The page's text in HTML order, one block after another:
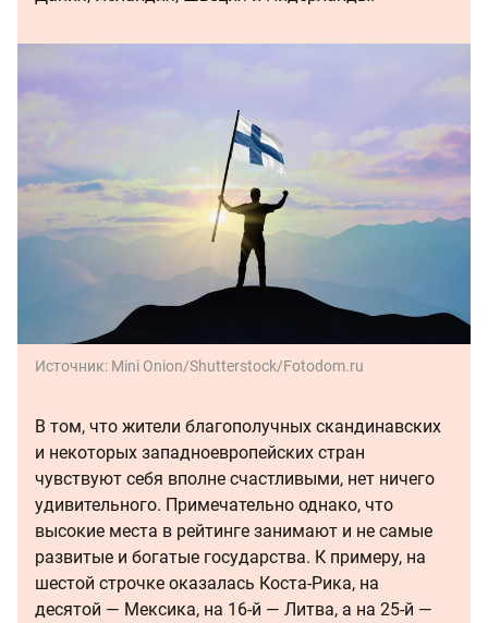
Источник: Mini Onion/Shutterstock/Fotodom.ru
В том, что жители благополучных скандинавских
и некоторых западноевропейских стран
чувствуют себя вполне счастливыми, нет ничего
удивительного. Примечательно однако, что
высокие места в рейтинге занимают и не самые
развитые и богатые государства. К примеру, на
шестой строчке оказалась Коста-Рика, на
десятой — Мексика, на 16-й — Литва, а на 25-й —